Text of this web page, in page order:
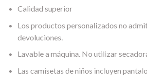
Calidad superior
Los productos personalizados no
devoluciones.
Lavable a máquina. No utilizar
Las camisetas de niños incluyen